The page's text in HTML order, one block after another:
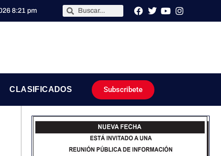
8:21 pm
CLASIFICADOS Subscribete